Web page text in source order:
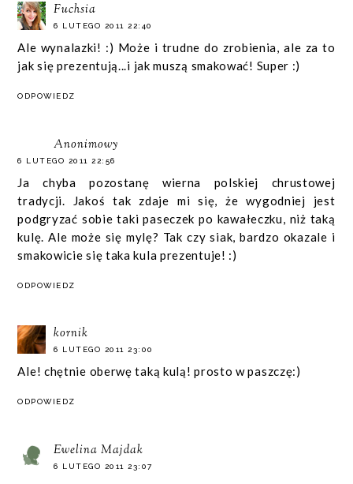
Fuchsia
6 LUTEGO 2011 22:40
Ale wynalazki! :) Może i trudne do zrobienia, ale za to
jak się prezentują...i jak muszą smakować! Super :)
ODPOWIEDZ
Anonimowy
6 LUTEGO 2011 22:56
Ja chyba pozostanę wierna polskiej chrustowej
tradycji. Jakoś tak zdaje mi się, że wygodniej jest
podgryzać sobie taki paseczek po kawałeczku, niż taką
kulę. Ale może się mylę? Tak czy siak, bardzo okazale i
smakowicie się taka kula prezentuje! :)
ODPOWIEDZ
kornik
6 LUTEGO 2011 23:00
Ale! chętnie oberwę taką kulą! prosto w paszczę:)
ODPOWIEDZ
Ewelina Majdak
6 LUTEGO 2011 23:07